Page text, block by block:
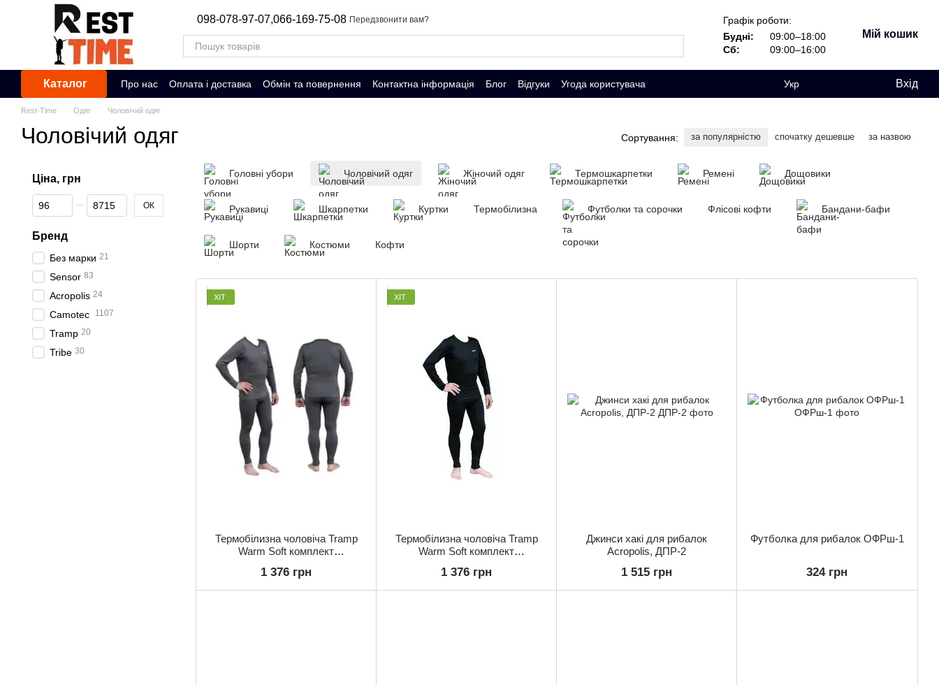
Перейти до основного контенту
098-078-97-07,066-169-75-08 Передзвонити вам?
Графік роботи:
Будні:
09:00–18:00
Сб:
09:00–16:00
Мій кошик
Каталог Про нас Оплата і доставка Обмін та повернення Контактна інформація Блог Відгуки Угода користувача Укр Вхід
Rest-Time Одяг Чоловічий одяг
Чоловічий одяг Сортування: за популярністю спочатку дешевше за назвою
Головні убори Чоловічий одяг Жіночий одяг Термошкарпетки Ремені Дощовики
Рукавиці Шкарпетки Куртки Термобілизна Футболки та сорочки Флісові кофти Бандани-бафи
Шорти Костюми Кофти
ХІТ
Термобілизна чоловіча Tramp
Warm Soft комплект
UTRUM-019-grey, UTRUM-019-
grey-S/M
1 376 грн
ХІТ
Термобілизна чоловіча Tramp
Warm Soft комплект
UTRUM-019-black, UTRUM-019-
black-S/M
1 376 грн
Джинси хакі для рибалок
Acropolis, ДПР-2
1 515 грн
Футболка для рибалок ОФРш-1
324 грн
Ціна, грн
Від Ціна, грн
До Ціна, грн ОК
Бренд
Без марки 21
Sensor 83
Acropolis 24
Camotec 1107
Tramp 20
Tribe 30